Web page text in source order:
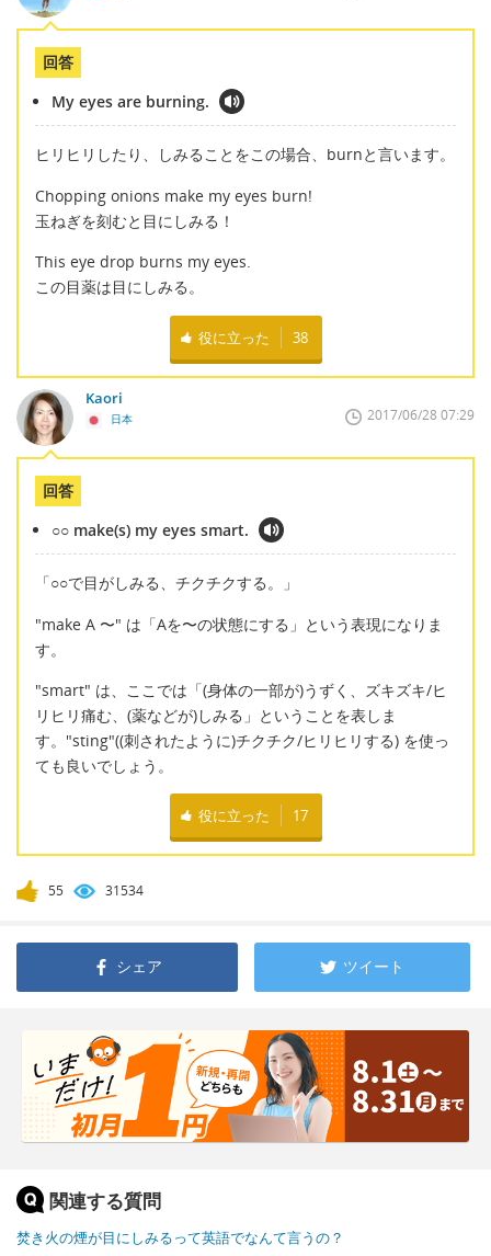
回答
My eyes are burning.
ヒリヒリしたり、しみることをこの場合、burnと言います。
Chopping onions make my eyes burn!
玉ねぎを刻むと目にしみる！
This eye drop burns my eyes.
この目薬は目にしみる。
役に立った 38
Kaori
日本 2017/06/28 07:29
回答
○○ make(s) my eyes smart.
「○○で目がしみる、チクチクする。」
"make A 〜" は「Aを〜の状態にする」という表現になりま
す。
"smart" は、ここでは「(身体の一部が)うずく、ズキズキ/ヒ
リヒリ痛む、(薬などが)しみる」ということを表しま
す。"sting"((刺されたように)チクチク/ヒリヒリする) を使っ
ても良いでしょう。
役に立った 17
55 31534
シェア ツイート
関連する質問
焚き火の煙が目にしみるって英語でなんて言うの？